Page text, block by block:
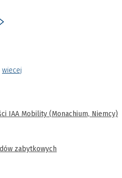
wiecej
IAA Mobility (Monachium, Niemcy)
zabytkowych